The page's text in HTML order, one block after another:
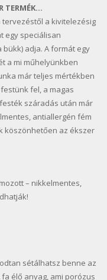
TERMÉK…
a kivitelezésig
egy speciálisan
adja. A formát egy
a mi műhelyünkben
már teljes mértékben
fel, a magas
száradás után már
antiallergén fém
köszönhetően az ékszer
– nikkelmentes,
sétálhatsz benne az
élő anyag, ami porózus